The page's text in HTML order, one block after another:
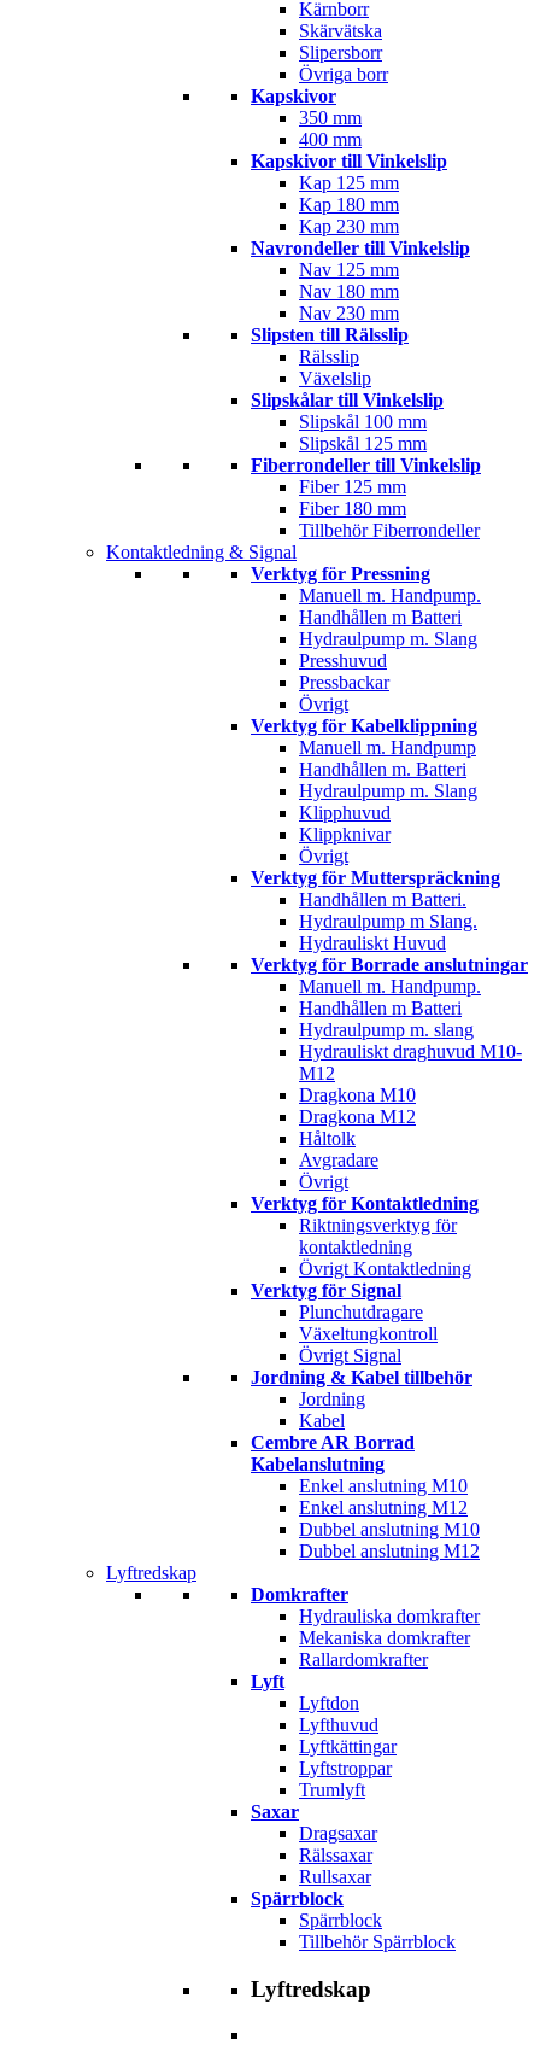
Kärnborr
Skärvätska
Slipersborr
Övriga borr
Kapskivor
350 mm
400 mm
Kapskivor till Vinkelslip
Kap 125 mm
Kap 180 mm
Kap 230 mm
Navrondeller till Vinkelslip
Nav 125 mm
Nav 180 mm
Nav 230 mm
Slipsten till Rälsslip
Rälsslip
Växelslip
Slipskålar till Vinkelslip
Slipskål 100 mm
Slipskål 125 mm
Fiberrondeller till Vinkelslip
Fiber 125 mm
Fiber 180 mm
Tillbehör Fiberrondeller
Kontaktledning & Signal
Verktyg för Pressning
Manuell m. Handpump.
Handhållen m Batteri
Hydraulpump m. Slang
Presshuvud
Pressbackar
Övrigt
Verktyg för Kabelklippning
Manuell m. Handpump
Handhållen m. Batteri
Hydraulpump m. Slang
Klipphuvud
Klippknivar
Övrigt
Verktyg för Mutterspräckning
Handhållen m Batteri.
Hydraulpump m Slang.
Hydrauliskt Huvud
Verktyg för Borrade anslutningar
Manuell m. Handpump.
Handhållen m Batteri
Hydraulpump m. slang
Hydrauliskt draghuvud M10-
M12
Dragkona M10
Dragkona M12
Håltolk
Avgradare
Övrigt
Verktyg för Kontaktledning
Riktningsverktyg för
kontaktledning
Övrigt Kontaktledning
Verktyg för Signal
Plunchutdragare
Växeltungkontroll
Övrigt Signal
Jordning & Kabel tillbehör
Jordning
Kabel
Cembre AR Borrad
Kabelanslutning
Enkel anslutning M10
Enkel anslutning M12
Dubbel anslutning M10
Dubbel anslutning M12
Lyftredskap
Domkrafter
Hydrauliska domkrafter
Mekaniska domkrafter
Rallardomkrafter
Lyft
Lyftdon
Lyfthuvud
Lyftkättingar
Lyftstroppar
Trumlyft
Saxar
Dragsaxar
Rälssaxar
Rullsaxar
Spärrblock
Spärrblock
Tillbehör Spärrblock
Lyftredskap